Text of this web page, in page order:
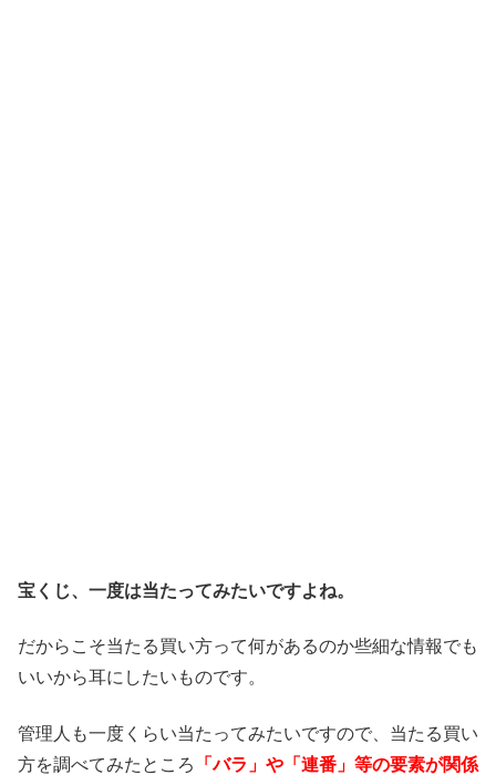
宝くじ、一度は当たってみたいですよね。
だからこそ当たる買い方って何があるのか些細な情報でも
いいから耳にしたいものです。
管理人も一度くらい当たってみたいですので、当たる買い
方を調べてみたところ
「バラ」や「連番」等の要素が関係